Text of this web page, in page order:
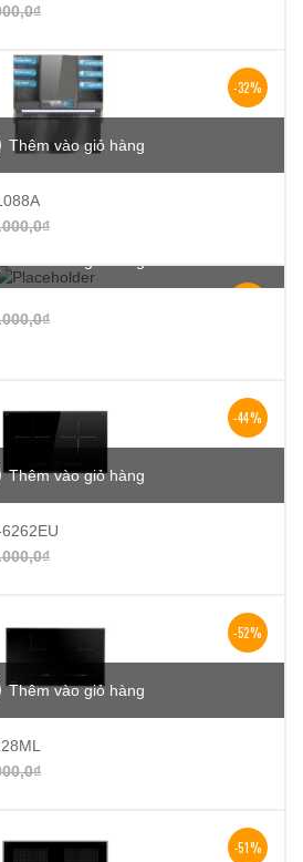
₫
-32%
Thêm vào giỏ hàng
₫
₫
-44%
Thêm vào giỏ hàng
₫
-52%
Thêm vào giỏ hàng
₫
-51%